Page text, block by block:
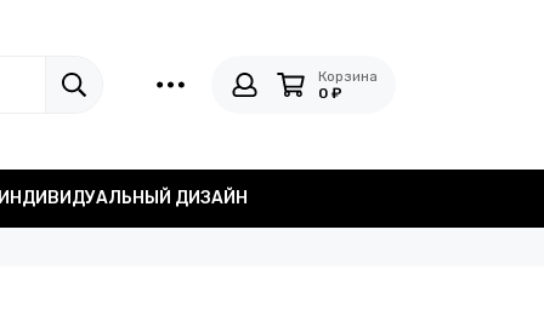
Корзина
0 ₽
ИНДИВИДУАЛЬНЫЙ ДИЗАЙН